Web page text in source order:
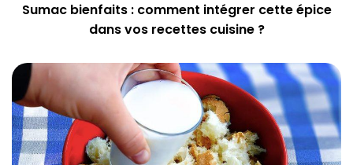
Sumac bienfaits : comment intégrer cette épice
dans vos recettes cuisine ?